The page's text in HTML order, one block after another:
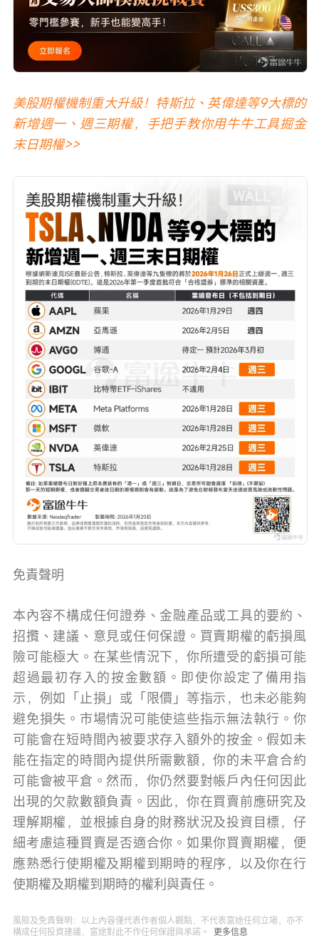
美股期權機制重大升級！特斯拉、英偉達等9大標的
新增週一、週三期權，手把手教你用牛牛工具掘金
末日期權>>
免責聲明
本內容不構成任何證券、金融產品或工具的要約、
招攬、建議、意見或任何保證。買賣期權的虧損風
險可能極大。在某些情況下，你所遭受的虧損可能
超過最初存入的按金數額。即使你設定了備用指
示，例如「止損」或「限價」等指示，也未必能夠
避免損失。市場情況可能使這些指示無法執行。你
可能會在短時間內被要求存入額外的按金。假如未
能在指定的時間內提供所需數額，你的未平倉合約
可能會被平倉。然而，你仍然要對帳戶內任何因此
出現的欠款數額負責。因此，你在買賣前應研究及
理解期權，並根據自身的財務狀況及投資目標，仔
細考慮這種買賣是否適合你。如果你買賣期權，便
應熟悉行使期權及期權到期時的程序，以及你在行
使期權及期權到期時的權利與責任。
風險及免責聲明：以上內容僅代表作者個人觀點，不代表富途任何立場，亦不
構成任何投資建議，富途對此不作任何保證與承諾。
更多信息